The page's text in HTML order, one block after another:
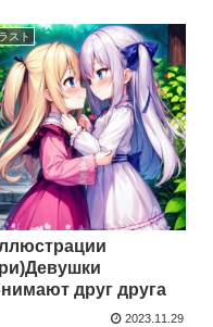
スト
друг друга
2023.11.29